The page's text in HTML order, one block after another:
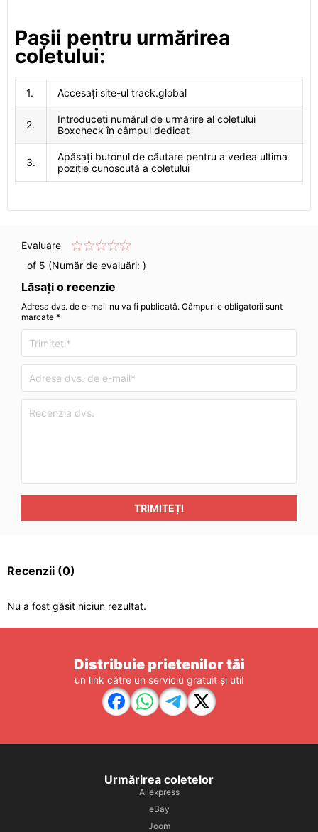
Pașii pentru urmărirea
coletului:
1. Accesați site-ul track.global
2.
Introduceți numărul de urmărire al coletului
Boxcheck în câmpul dedicat
3.
Apăsați butonul de căutare pentru a vedea ultima
poziție cunoscută a coletului
Evaluare
of 5 (Număr de evaluări: )
Lăsați o recenzie
Adresa dvs. de e-mail nu va fi publicată. Câmpurile obligatorii sunt
marcate *
TRIMITEȚI
Recenzii (0)
Nu a fost găsit niciun rezultat.
Distribuie prietenilor tăi
un link către un serviciu gratuit și util
Urmărirea coletelor
Aliexpress
eBay
Joom